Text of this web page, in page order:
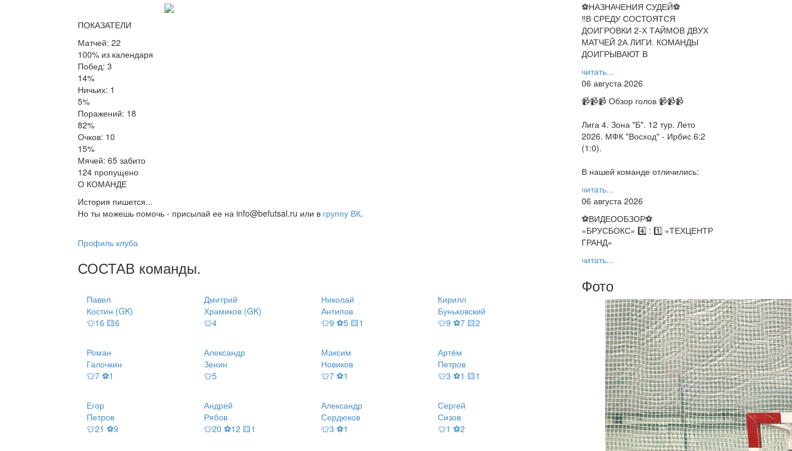
ПОКАЗАТЕЛИ
Матчей: 22
100% из календаря
Побед: 3
14%
Ничьих: 1
5%
Поражений: 18
82%
Очков: 10
15%
Мячей: 65 забито
124 пропущено
О КОМАНДЕ
История пишется...
Но ты можешь помочь - присылай ее на info@befutsal.ru или в группу ВК.
Профиль клуба
СОСТАВ команды.
Павел
Костин (GK)
👕16 🟨6
Дмитрий
Храмиков (GK)
👕4
Николай
Антипов
👕9 ⚽5 🟨1
Кирилл
Буньковский
👕9 ⚽7 🟨2
Роман
Галочкин
👕7 ⚽1
Александр
Зенин
👕5
Максим
Новиков
👕7 ⚽1
Артём
Петров
👕3 ⚽1 🟨1
Егор
Петров
👕21 ⚽9
Андрей
Рябов
👕20 ⚽12 🟨1
Александр
Сердюков
👕3 ⚽1
Сергей
Сизов
👕1 ⚽2
⚽НАЗНАЧЕНИЯ СУДЕЙ⚽
‼В СРЕДУ СОСТОЯТСЯ
ДОИГРОВКИ 2-Х ТАЙМОВ ДВУХ
МАТЧЕЙ 2А ЛИГИ. КОМАНДЫ
ДОИГРЫВАЮТ В
читать...
06 августа 2026
📹📹📹 Обзор голов 📹📹📹
Лига 4. Зона "Б". 12 тур. Лето
2026. МФК "Восход" - Ирбис 6:2
(1:0).
В нашей команде отличились:
читать...
06 августа 2026
⚽️ВИДЕООБЗОР⚽️
«БРУСБОКС» 4️⃣ : 1️⃣ «ТЕХЦЕНТР
ГРАНД»
читать...
Фото